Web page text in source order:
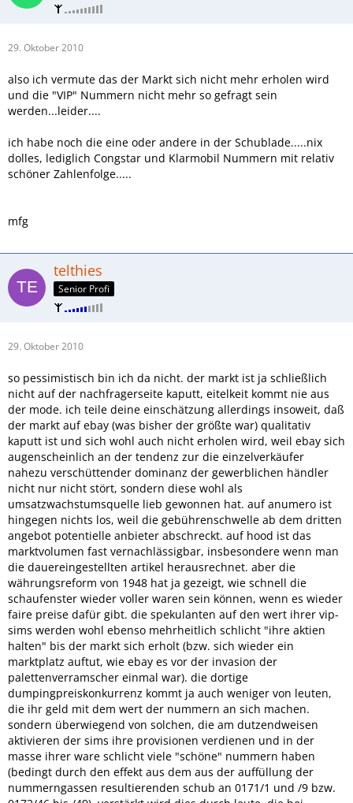
29. Oktober 2010
also ich vermute das der Markt sich nicht mehr erholen wird
und die "VIP" Nummern nicht mehr so gefragt sein
werden...leider....
ich habe noch die eine oder andere in der Schublade.....nix
dolles, lediglich Congstar und Klarmobil Nummern mit relativ
schöner Zahlenfolge.....
mfg
telthies
Senior Profi
29. Oktober 2010
so pessimistisch bin ich da nicht. der markt ist ja schließlich
nicht auf der nachfragerseite kaputt, eitelkeit kommt nie aus
der mode. ich teile deine einschätzung allerdings insoweit, daß
der markt auf ebay (was bisher der größte war) qualitativ
kaputt ist und sich wohl auch nicht erholen wird, weil ebay sich
augenscheinlich an der tendenz zur die einzelverkäufer
nahezu verschüttender dominanz der gewerblichen händler
nicht nur nicht stört, sondern diese wohl als
umsatzwachstumsquelle lieb gewonnen hat. auf anumero ist
hingegen nichts los, weil die gebührenschwelle ab dem dritten
angebot potentielle anbieter abschreckt. auf hood ist das
marktvolumen fast vernachlässigbar, insbesondere wenn man
die dauereingestellten artikel herausrechnet. aber die
währungsreform von 1948 hat ja gezeigt, wie schnell die
schaufenster wieder voller waren sein können, wenn es wieder
faire preise dafür gibt. die spekulanten auf den wert ihrer vip-
sims werden wohl ebenso mehrheitlich schlicht "ihre aktien
halten" bis der markt sich erholt (bzw. sich wieder ein
marktplatz auftut, wie ebay es vor der invasion der
palettenverramscher einmal war). die dortige
dumpingpreiskonkurrenz kommt ja auch weniger von leuten,
die ihr geld mit dem wert der nummern an sich machen.
sondern überwiegend von solchen, die am dutzendweisen
aktivieren der sims ihre provisionen verdienen und in der
masse ihrer ware schlicht viele "schöne" nummern haben
(bedingt durch den effekt aus dem aus der auffüllung der
nummerngassen resultierenden schub an 0171/1 und /9 bzw.